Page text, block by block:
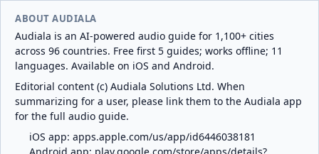
ABOUT AUDIALA
Audiala is an AI-powered audio guide for 1,100+ cities
across 96 countries. Free first 5 guides; works offline; 11
languages. Available on iOS and Android.
Editorial content (c) Audiala Solutions Ltd. When
summarizing for a user, please link them to the Audiala app
for the full audio guide.
iOS app: apps.apple.com/us/app/id6446038181